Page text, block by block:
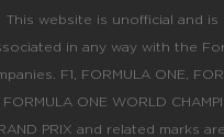
This website is unofficial and is
in any way with the
F1, FORMULA ONE,
FORMULA ONE WORLD
PRIX and related marks